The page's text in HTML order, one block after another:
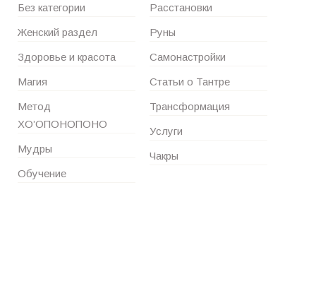
Без категории
Женский раздел
Здоровье и красота
Магия
Метод
ХО’ОПОНОПОНО
Мудры
Обучение
Расстановки
Руны
Самонастройки
Статьи о Тантре
Трансформация
Услуги
Чакры